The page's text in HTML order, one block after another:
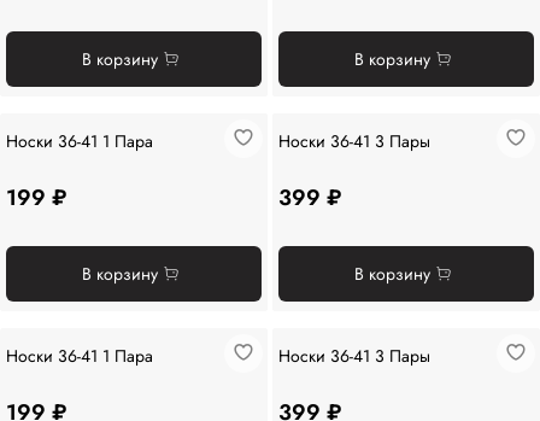
В корзину В корзину
Носки 36-41 1 Пара
199 ₽
В корзину
Носки 36-41 3 Пары
399 ₽
В корзину
Носки 36-41 1 Пара
199 ₽
Носки 36-41 3 Пары
399 ₽